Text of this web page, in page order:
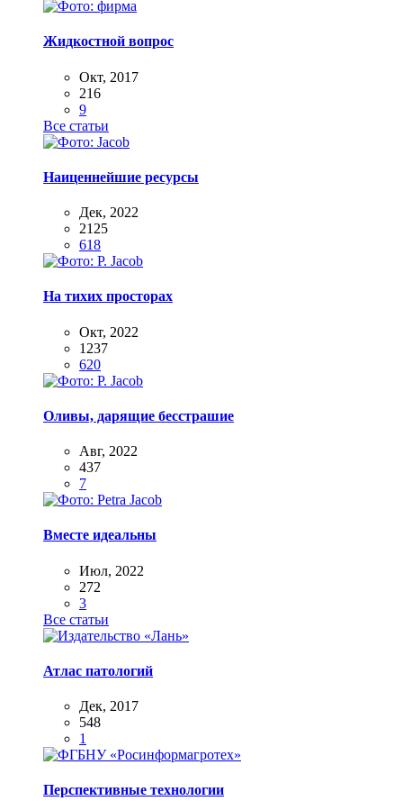
Жидкостной вопрос
Окт, 2017
216
9
Все статьи
Наиценнейшие ресурсы
Дек, 2022
2125
618
На тихих просторах
Окт, 2022
1237
620
Оливы, дарящие бесстрашие
Авг, 2022
437
7
Вместе идеальны
Июл, 2022
272
3
Все статьи
Атлас патологий
Дек, 2017
548
1
Перспективные технологии